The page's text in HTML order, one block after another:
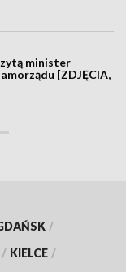
minister
[ZDJĘCIA,
/
/ KIELCE /